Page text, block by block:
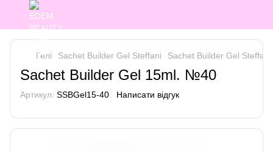
Гелі Sachet Builder Gel Steffani Sachet Builder Gel
Sachet Builder Gel 15ml. №40
Артикул: SSBGel15-40 Написати відгук